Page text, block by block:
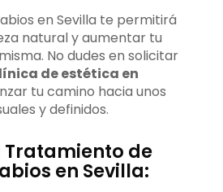
en Sevilla te permitirá
natural y aumentar tu
No dudes en solicitar
de estética en
tu camino hacia unos
y definidos.
Tratamiento de
en Sevilla: